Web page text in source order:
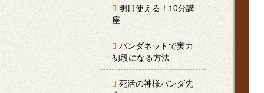
明日使える！10分講
座
パンダネットで実力
初段になる方法
死活の神様パンダ先